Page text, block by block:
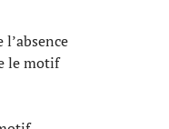
le motif